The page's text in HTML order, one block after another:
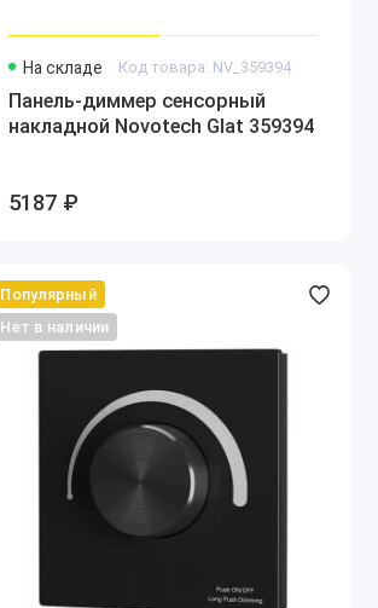
На складе Код товара: NV_359394
Панель-диммер сенсорный
накладной Novotech Glat 359394
5187 ₽
Популярный
Нет в наличии